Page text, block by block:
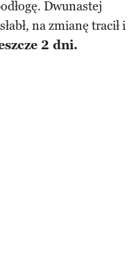
Dwunastej
na zmianę tracił i
2 dni.